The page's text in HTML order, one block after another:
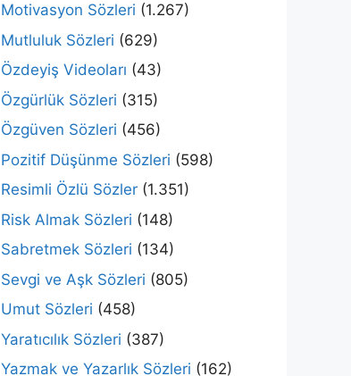
Motivasyon Sözleri (1.267)
Mutluluk Sözleri (629)
Özdeyiş Videoları (43)
Özgürlük Sözleri (315)
Özgüven Sözleri (456)
Pozitif Düşünme Sözleri (598)
Resimli Özlü Sözler (1.351)
Risk Almak Sözleri (148)
Sabretmek Sözleri (134)
Sevgi ve Aşk Sözleri (805)
Umut Sözleri (458)
Yaratıcılık Sözleri (387)
Yazmak ve Yazarlık Sözleri (162)